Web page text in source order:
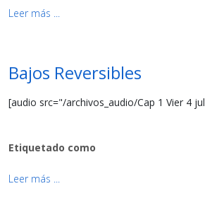
Leer más ...
Bajos Reversibles
[audio src="/archivos_audio/Cap 1 Vier 4
Etiquetado como
Leer más ...